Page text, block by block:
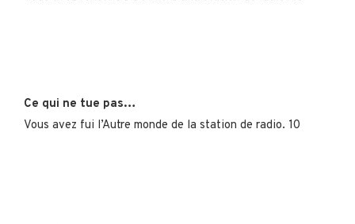
Ce qui ne tue pas…
Vous avez fui l’Autre monde de la station de radio. 10